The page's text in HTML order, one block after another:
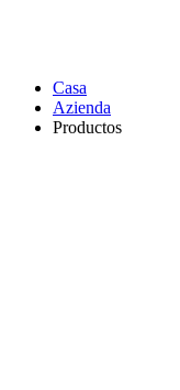
Casa
Azienda
Productos